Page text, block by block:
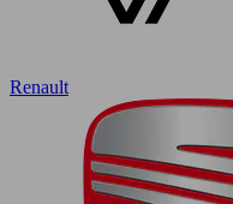
Renault